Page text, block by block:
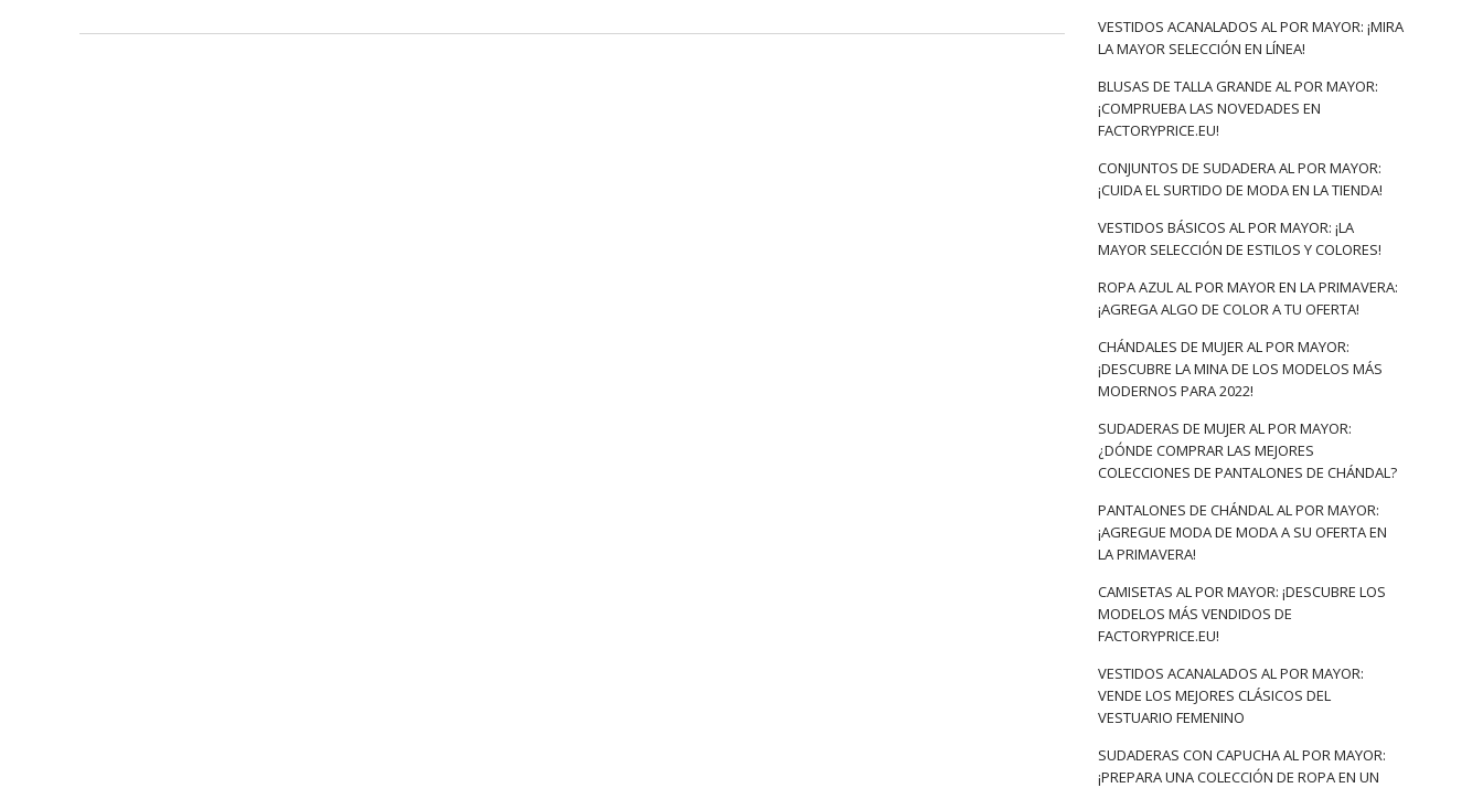
VESTIDOS ACANALADOS AL POR MAYOR: ¡MIRA
LA MAYOR SELECCIÓN EN LÍNEA!
BLUSAS DE TALLA GRANDE AL POR MAYOR:
¡COMPRUEBA LAS NOVEDADES EN
FACTORYPRICE.EU!
CONJUNTOS DE SUDADERA AL POR MAYOR:
¡CUIDA EL SURTIDO DE MODA EN LA TIENDA!
VESTIDOS BÁSICOS AL POR MAYOR: ¡LA
MAYOR SELECCIÓN DE ESTILOS Y COLORES!
ROPA AZUL AL POR MAYOR EN LA PRIMAVERA:
¡AGREGA ALGO DE COLOR A TU OFERTA!
CHÁNDALES DE MUJER AL POR MAYOR:
¡DESCUBRE LA MINA DE LOS MODELOS MÁS
MODERNOS PARA 2022!
SUDADERAS DE MUJER AL POR MAYOR:
¿DÓNDE COMPRAR LAS MEJORES
COLECCIONES DE PANTALONES DE CHÁNDAL?
PANTALONES DE CHÁNDAL AL POR MAYOR:
¡AGREGUE MODA DE MODA A SU OFERTA EN
LA PRIMAVERA!
CAMISETAS AL POR MAYOR: ¡DESCUBRE LOS
MODELOS MÁS VENDIDOS DE
FACTORYPRICE.EU!
VESTIDOS ACANALADOS AL POR MAYOR:
VENDE LOS MEJORES CLÁSICOS DEL
VESTUARIO FEMENINO
SUDADERAS CON CAPUCHA AL POR MAYOR:
¡PREPARA UNA COLECCIÓN DE ROPA EN UN